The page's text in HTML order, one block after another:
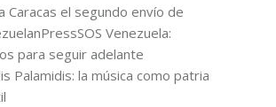
Caracas el segundo envío de
Venezuela:
para seguir adelante
Palamidis: la música como patria